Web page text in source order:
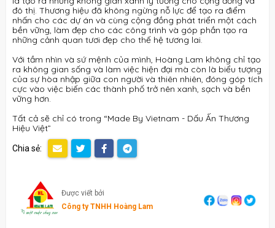
đô thị. Thương hiệu đã không ngừng nỗ lực để tạo ra điểm
nhấn cho các dự án và cùng cộng đồng phát triển một cách
bền vững, làm đẹp cho các công trình và góp phần tạo ra
những cảnh quan tươi đẹp cho thế hệ tương lai.
Với tầm nhìn và sứ mệnh của mình, Hoàng Lam không chỉ tạo
ra không gian sống và làm việc hiện đại mà còn là biểu tượng
của sự hòa nhập giữa con người và thiên nhiên, đóng góp tích
cực vào việc biến các thành phố trở nên xanh, sạch và bền
vững hơn.
Tất cả sẽ chỉ có trong “Made By Vietnam - Dấu Ấn Thương
Hiệu Việt”
Chia sẻ:
Được viết bởi
Công ty TNHH Hoàng Lam